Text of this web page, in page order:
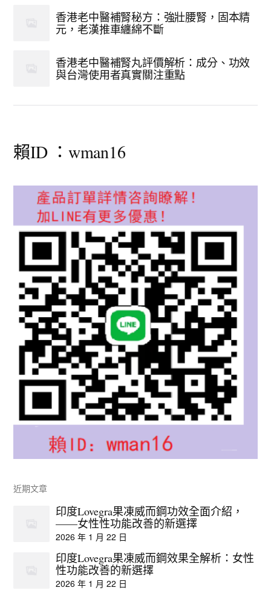
香港老中醫補腎秘方：強壯腰腎，固本精
元，老漢推車纏綿不斷
香港老中醫補腎丸評價解析：成分、功效
與台灣使用者真實關注重點
賴ID ：wman16
近期文章
印度Lovegra果凍威而鋼功效全面介紹，
——女性性功能改善的新選擇
2026 年 1 月 22 日
印度Lovegra果凍威而鋼效果全解析：女性
性功能改善的新選擇
2026 年 1 月 22 日